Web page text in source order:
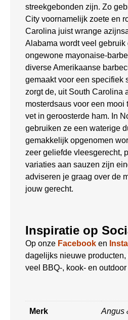
streekgebonden zijn. Zo
City voornamelijk zoete en
Carolina juist wrange
Alabama wordt veel gebruik
ongewone mayonaise-
diverse Amerikaanse
gemaakt voor een specifiek
zorgt de, uit South Carolina
mosterdsaus voor een mooi
vet in geroosterde ham. In
gebruiken ze een waterige
gemakkelijk opgenomen
zeer geliefde vleesgerecht,
variaties aan sauzen zijn
adviseren je graag over de
jouw gerecht.
Inspiratie op
Op onze Facebook en
dagelijks nieuwe producten,
veel BBQ-, kook- en
Merk Angus